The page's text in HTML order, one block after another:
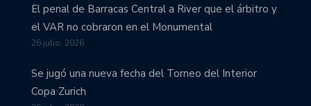
El penal de Barracas Central a River que el árbitro y
el VAR no cobraron en el Monumental
26 julio, 2026
Se jugó una nueva fecha del Torneo del Interior
Copa Zurich